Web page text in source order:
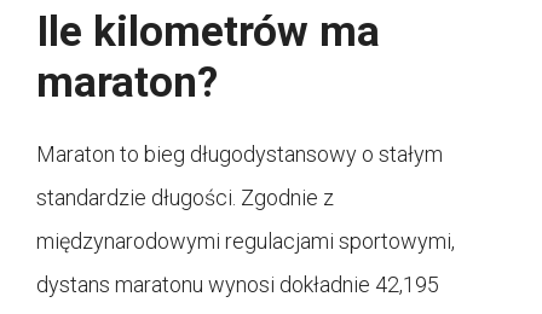
Ile kilometrów ma
maraton?
Maraton to bieg długodystansowy o stałym
standardzie długości. Zgodnie z
międzynarodowymi regulacjami sportowymi,
dystans maratonu wynosi dokładnie 42,195